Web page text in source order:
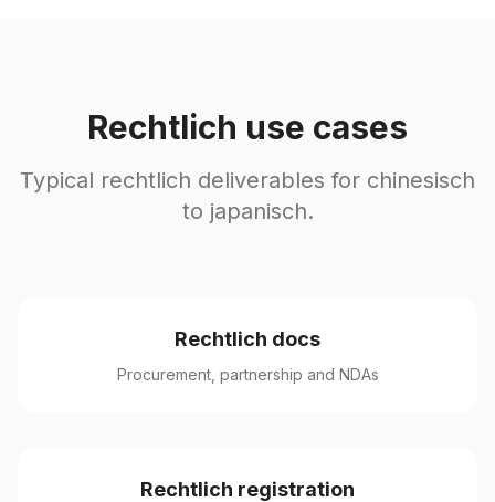
Rechtlich use cases
Typical rechtlich deliverables for chinesisch
to japanisch.
Rechtlich docs
Procurement, partnership and NDAs
Rechtlich registration